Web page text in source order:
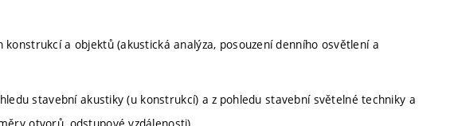
a objektů (akustická analýza, posouzení denního osvětlení a
stavební akustiky (u konstrukcí) a z pohledu stavební světelné techniky a
otvorů, odstupové vzdálenosti).